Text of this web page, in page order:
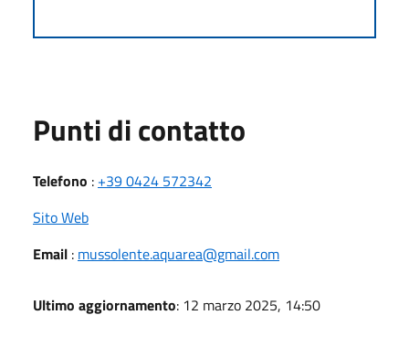
Punti di contatto
Telefono : +39 0424 572342
Sito Web
Email : mussolente.aquarea@gmail.com
Ultimo aggiornamento: 12 marzo 2025, 14:50